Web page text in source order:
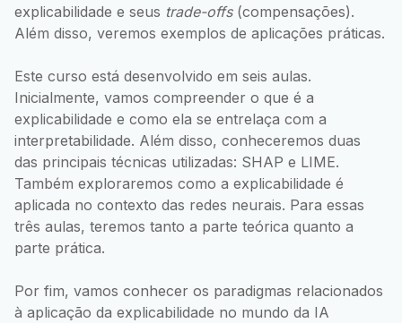
explicabilidade e seus trade-offs(compensações).
Além disso, veremos exemplos de aplicações práticas.
Este curso está desenvolvido em seis aulas.
Inicialmente, vamos compreender o que é a
explicabilidade e como ela se entrelaça com a
interpretabilidade. Além disso, conheceremos duas
das principais técnicas utilizadas: SHAP e LIME.
Também exploraremos como a explicabilidade é
aplicada no contexto das redes neurais. Para essas
três aulas, teremos tanto a parte teórica quanto a
parte prática.
Por fim, vamos conhecer os paradigmas relacionados
à aplicação da explicabilidade no mundo da IA